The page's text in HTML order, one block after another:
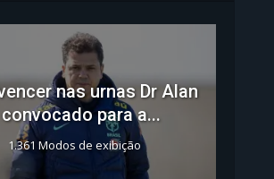
nas urnas Dr Alan
para a...
1.361 Modos de exibição